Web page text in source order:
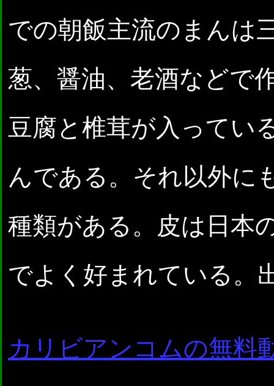
での朝飯主流のまんは
葱、醤油、老酒などで
豆腐と椎茸が入ってい
んである。それ以外に
種類がある。皮は日本
でよく好まれている。
カリビアンコムの無料